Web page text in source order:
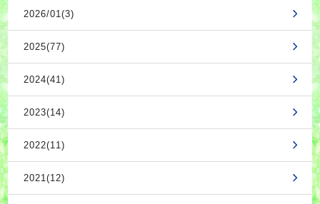
2026/01(3)
2025(77)
2024(41)
2023(14)
2022(11)
2021(12)